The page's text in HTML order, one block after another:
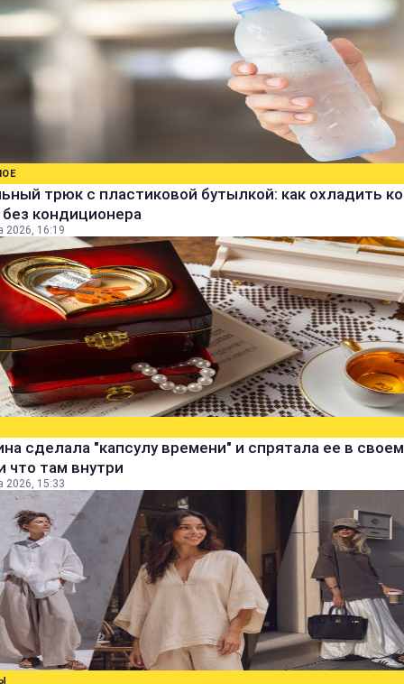
трюк с пластиковой бутылкой: как охладить
кондиционера
2026, 16:19
сделала "капсулу времени" и спрятала ее в
что там внутри
2026, 15:33